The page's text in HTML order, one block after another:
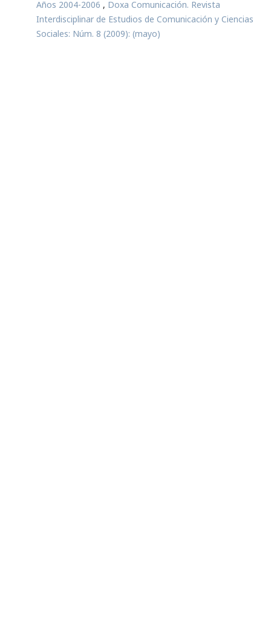
Años 2004-2006 , Doxa Comunicación. Revista
Interdisciplinar de Estudios de Comunicación y Ciencias
Sociales: Núm. 8 (2009): (mayo)